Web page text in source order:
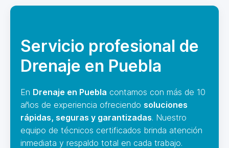
Servicio profesional de
Drenaje en Puebla
En Drenaje en Puebla contamos con más de 10
años de experiencia ofreciendo soluciones
rápidas, seguras y garantizadas. Nuestro
equipo de técnicos certificados brinda atención
inmediata y respaldo total en cada trabajo.